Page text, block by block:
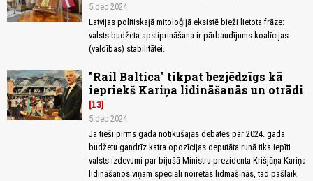
5.dec 2024
Latvijas politiskajā mitoloģijā eksistē bieži lietota frāze:
valsts budžeta apstiprināšana ir pārbaudījums koalīcijas
(valdības) stabilitātei.
"Rail Baltica" tikpat bezjēdzīgs kā
iepriekš Kariņa lidināšanās un otrādi
13
5.dec 2024
Ja tieši pirms gada notikušajās debatēs par 2024. gada
budžetu gandrīz katra opozīcijas deputāta runā tika iepīti
valsts izdevumi par bijušā Ministru prezidenta Krišjāņa Kariņa
lidināšanos viņam speciāli noīrētās lidmašīnās, tad pašlaik